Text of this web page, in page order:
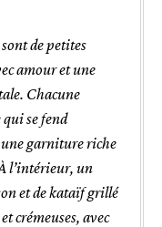
sont de petites
amour et une
Chacune
qui se fend
garniture riche
l’intérieur, un
et de kataïf grillé
crémeuses, avec